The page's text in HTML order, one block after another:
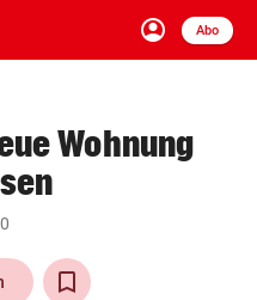
account_circle
Anmelden
Abo
close Schließen
arrow_right
Wohnung